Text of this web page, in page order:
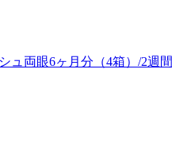
ュ両眼6ヶ月分（4箱）/2週